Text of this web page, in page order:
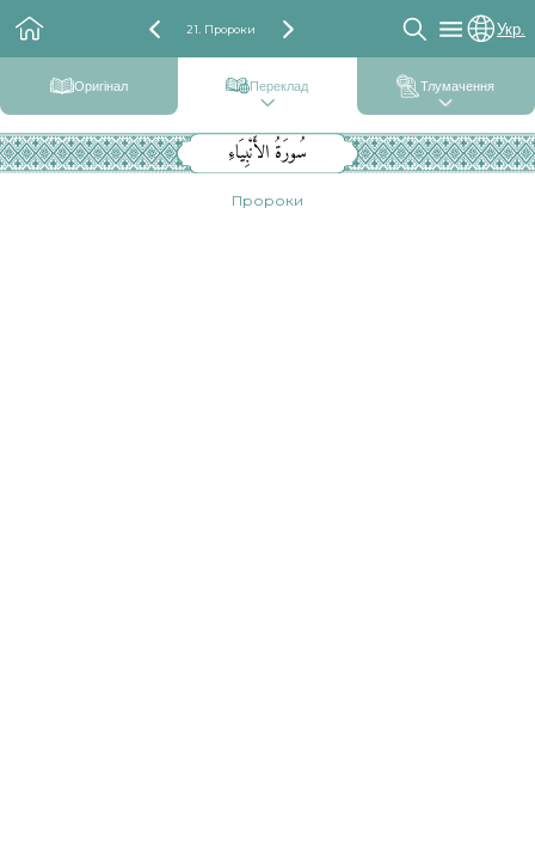
21. Пророки Укр.
Оригінал Переклад Тлумачення
سُورَةُ الأَنْبِيَاءِ
Пророки